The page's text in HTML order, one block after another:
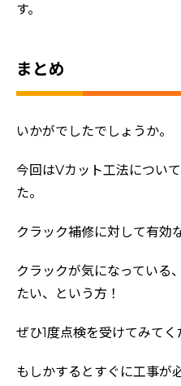
す。
まとめ
いかがでしたでしょうか。
今回はVカット工法につい
た。
クラック補修に対して有効
クラックが気になっている
たい、という方！
ぜひ1度点検を受けてみてく
もしかするとすぐに工事が